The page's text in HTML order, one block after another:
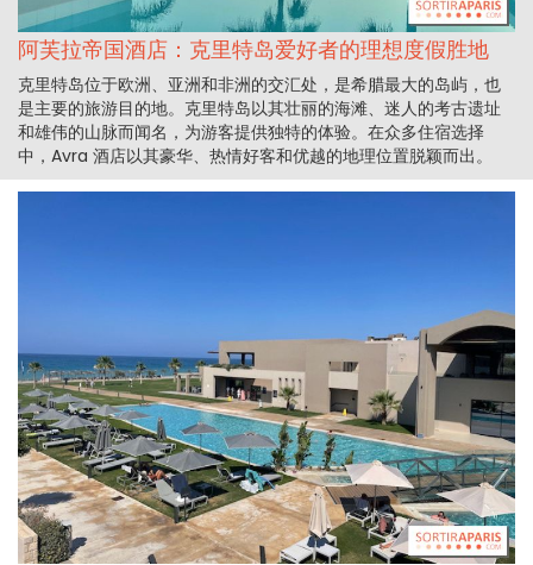
阿芙拉帝国酒店：克里特岛爱好者的理想度假胜地
克里特岛位于欧洲、亚洲和非洲的交汇处，是希腊最大的岛屿，也
是主要的旅游目的地。克里特岛以其壮丽的海滩、迷人的考古遗址
和雄伟的山脉而闻名，为游客提供独特的体验。在众多住宿选择
中，Avra 酒店以其豪华、热情好客和优越的地理位置脱颖而出。